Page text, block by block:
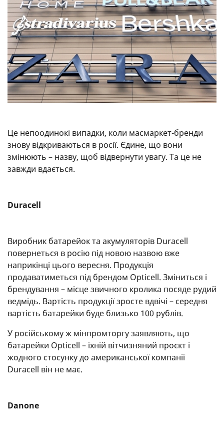
Це непоодинокі випадки, коли масмаркет-бренди
знову відкриваються в росії. Єдине, що вони
змінюють – назву, щоб відвернути увагу. Та це не
завжди вдається.
Duracell
Виробник батарейок та акумуляторів Duracell
повернеться в росію під новою назвою вже
наприкінці цього вересня. Продукція
продаватиметься під брендом Opticell. Зміниться і
брендування – місце звичного кролика посяде рудий
ведмідь. Вартість продукції зросте вдвічі – середня
вартість батарейки буде близько 100 рублів.
У російському ж мінпромторгу заявляють, що
батарейки Opticell – їхній вітчизняний проєкт і
жодного стосунку до американської компанії
Duracell він не має.
Danone